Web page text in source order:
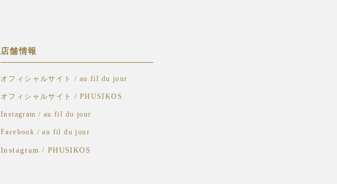
店舗情報
オフィシャルサイト / au fil du jour
オフィシャルサイト / PHUSIKOS
Instagram / au fil du jour
Facebook / au fil du jour
Instagram / PHUSIKOS